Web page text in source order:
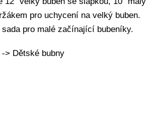
pro uchycení na velký buben.
pro malé začínající bubeníky.
> Dětské bubny